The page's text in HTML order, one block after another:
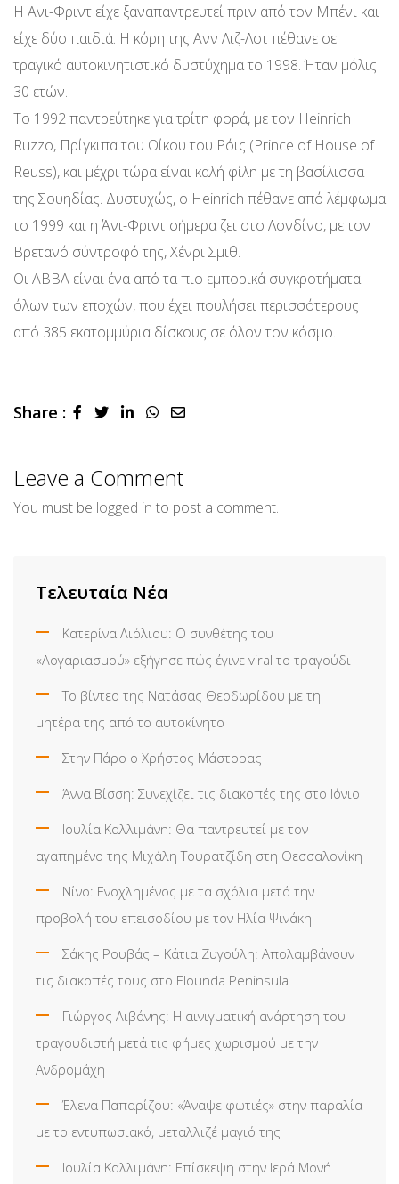
H Ανι-Φριντ είχε ξαναπαντρευτεί πριν από τον Μπένι και
είχε δύο παιδιά. Η κόρη της Ανν Λιζ-Λοτ πέθανε σε
τραγικό αυτοκινητιστικό δυστύχημα το 1998. Ήταν μόλις
30 ετών.
Το 1992 παντρεύτηκε για τρίτη φορά, με τον Heinrich
Ruzzo, Πρίγκιπα του Οίκου του Ρόις (Prince of House of
Reuss), και μέχρι τώρα είναι καλή φίλη με τη βασίλισσα
της Σουηδίας. Δυστυχώς, ο Heinrich πέθανε από λέμφωμα
το 1999 και η Άνι-Φριντ σήμερα ζει στο Λονδίνο, με τον
Βρετανό σύντροφό της, Χένρι Σμιθ.
Οι ΑΒΒΑ είναι ένα από τα πιο εμπορικά συγκροτήματα
όλων των εποχών, που έχει πουλήσει περισσότερους
από 385 εκατομμύρια δίσκους σε όλον τον κόσμο.
Share : LinkedInWhatsapp
Share
Leave a Comment
You must be logged in to post a comment.
Τελευταία Νέα
Κατερίνα Λιόλιου: Ο συνθέτης του
«Λογαριασμού» εξήγησε πώς έγινε viral το τραγούδι
Το βίντεο της Νατάσας Θεοδωρίδου με τη
μητέρα της από το αυτοκίνητο
Στην Πάρο ο Χρήστος Μάστορας
Άννα Βίσση: Συνεχίζει τις διακοπές της στο Ιόνιο
Ιουλία Καλλιμάνη: Θα παντρευτεί με τον
αγαπημένο της Μιχάλη Τουρατζίδη στη Θεσσαλονίκη
Νίνο: Ενοχλημένος με τα σχόλια μετά την
προβολή του επεισοδίου με τον Ηλία Ψινάκη
Σάκης Ρουβάς – Κάτια Ζυγούλη: Απολαμβάνουν
τις διακοπές τους στο Elounda Peninsula
Γιώργος Λιβάνης: Η αινιγματική ανάρτηση του
τραγουδιστή μετά τις φήμες χωρισμού με την
Ανδρομάχη
Έλενα Παπαρίζου: «Άναψε φωτιές» στην παραλία
με το εντυπωσιακό, μεταλλιζέ μαγιό της
Ιουλία Καλλιμάνη: Επίσκεψη στην Ιερά Μονή